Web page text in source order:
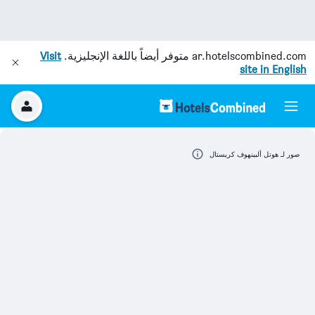
ar.hotelscombined.com متوفر أيضاً باللغة الإنجليزية.Visit
site in English
صور لـ هوتل ألبينهوف كريستال